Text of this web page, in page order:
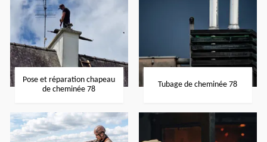
Pose et réparation chapeau
de cheminée 78
Tubage de cheminée 78